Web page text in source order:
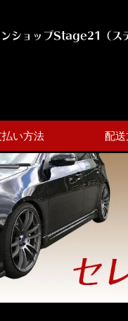
ショップStage21（ス
い方法 配